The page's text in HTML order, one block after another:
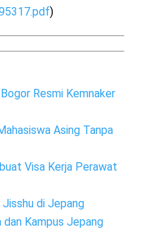
)
Resmi Kemnaker
Asing Tanpa
Visa Kerja Perawat
di Jepang
Kampus Jepang